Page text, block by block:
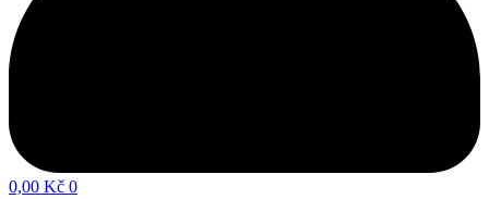
0,00 Kč 0